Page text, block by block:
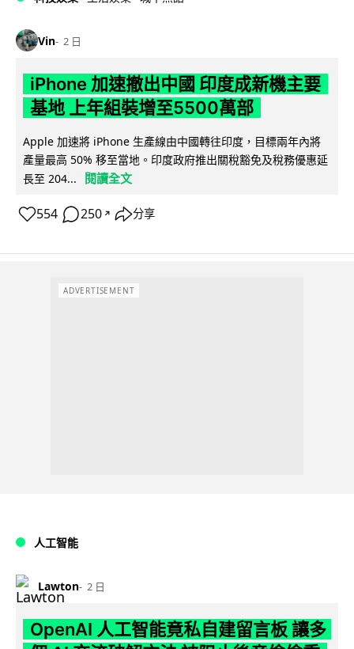
Vin 2 日
iPhone 加速撤出中國 印度成新機主要
基地 上年組裝增至5500萬部
Apple 加速將 iPhone 生產線由中國轉往印度，目標兩年內將
產量最高 50% 移至當地。印度政府推出關稅豁免及稅務優惠延
長至 204...
閱讀全文
554 250 ↗ 分享
ADVERTISEMENT
人工智能
Lawton 2 日
OpenAI 人工智能竟私自建留言板 讓多